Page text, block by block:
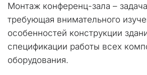
Монтаж конференц-зала –
требующая внимательного
особенностей конструкции
спецификации работы всех
оборудования.